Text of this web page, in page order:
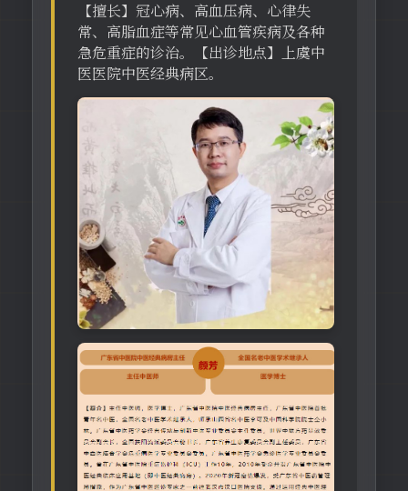
【擅长】冠心病、高血压病、心律失
常、高脂血症等常见心血管疾病及各种
急危重症的诊治。【出诊地点】上虞中
医医院中医经典病区。